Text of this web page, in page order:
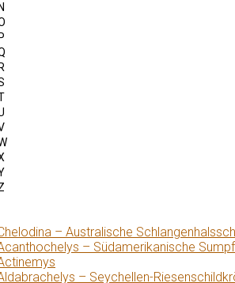
– Australische
– Südamerikanische
– Seychellen-